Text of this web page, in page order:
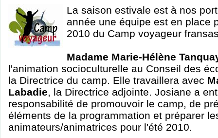
La saison estivale est à nos
année une équipe est en place
2010 du Camp voyageur
Madame Marie-Hélène
l'animation socioculturelle au Conseil des
la Directrice du camp. Elle travaillera avec
Labadie, la Directrice adjointe. Josiane a
responsabilité de promouvoir le camp, de
éléments de la programmation et préparer
animateurs/animatrices pour l'été 2010.